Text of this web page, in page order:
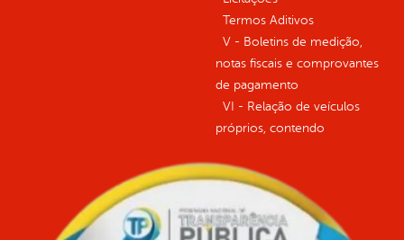
Termos Aditivos
V - Boletins de medição,
notas fiscais e comprovantes
de pagamento
VI - Relação de veículos
próprios, contendo